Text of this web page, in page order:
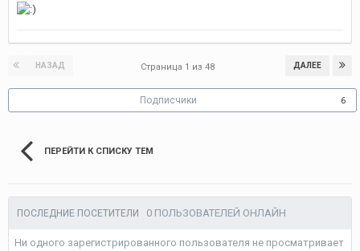
НАЗАД ДАЛЕЕ
Страница 1 из 48
Подписчики 6
ПЕРЕЙТИ К СПИСКУ ТЕМ
ПОСЛЕДНИЕ ПОСЕТИТЕЛИ 0 ПОЛЬЗОВАТЕЛЕЙ ОНЛАЙН
Ни одного зарегистрированного пользователя не просматривает